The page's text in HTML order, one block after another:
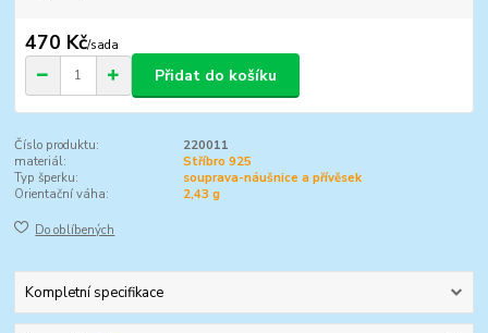
470 Kč/sada
Přidat do košíku
Číslo produktu:
220011
materiál:
Stříbro 925
Typ šperku:
souprava-náušnice a přívěsek
Orientační váha:
2,43 g
Do oblíbených
Kompletní specifikace